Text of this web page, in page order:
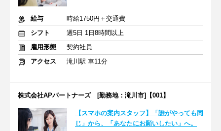
給与
時給1750円＋交通費
シフト
週5日 1日8時間以上
雇用形態
契約社員
アクセス
滝川駅 車11分
株式会社APパートナーズ [勤務地：滝川市]【001】
【スマホの案内スタッフ】「誰がやっても同
じ」から、「あなたにお願いしたい」へ。